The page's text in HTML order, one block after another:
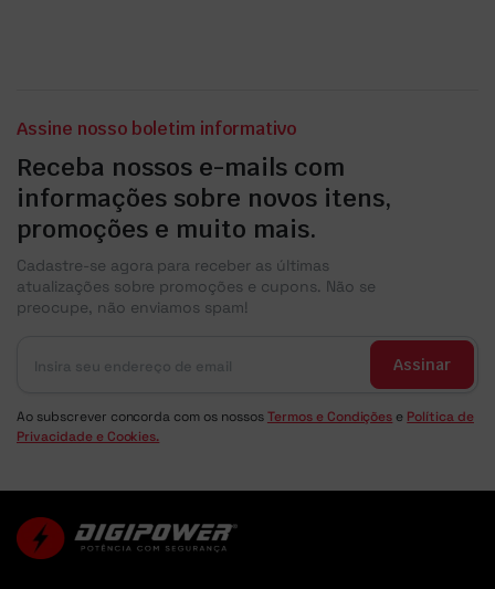
Assine nosso boletim informativo
Receba nossos e-mails com
informações sobre novos itens,
promoções e muito mais.
Cadastre-se agora para receber as últimas
atualizações sobre promoções e cupons. Não se
preocupe, não enviamos spam!
Assinar
Ao subscrever concorda com os nossosTermos e Condições e Política de
Privacidade e Cookies.